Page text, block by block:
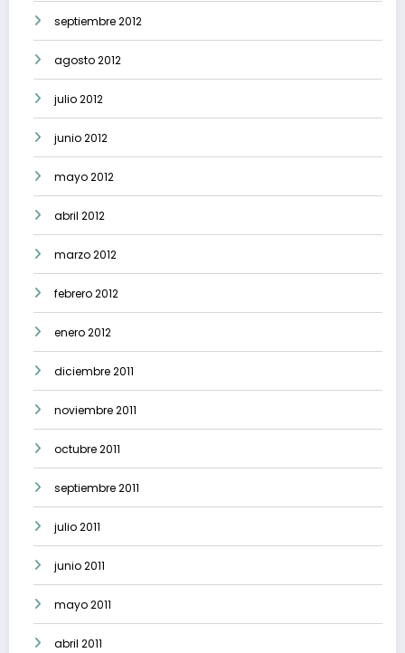
septiembre 2012
agosto 2012
julio 2012
junio 2012
mayo 2012
abril 2012
marzo 2012
febrero 2012
enero 2012
diciembre 2011
noviembre 2011
octubre 2011
septiembre 2011
julio 2011
junio 2011
mayo 2011
abril 2011